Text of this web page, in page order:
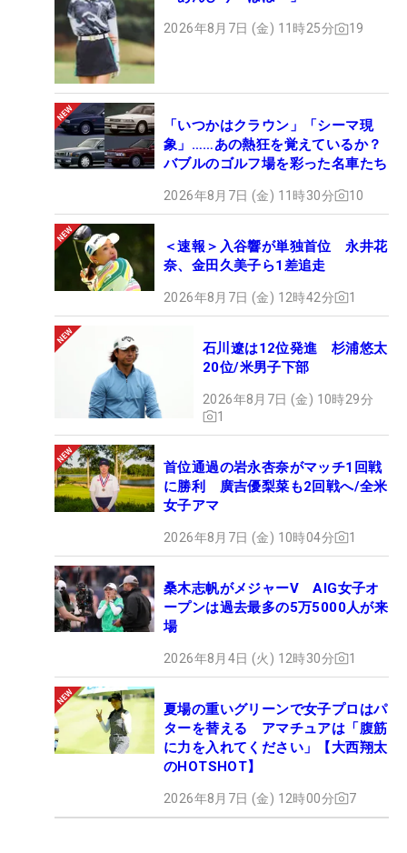
2026年8月7日 (金) 11時25分 19
「いつかはクラウン」「シーマ現
象」……あの熱狂を覚えているか？
バブルのゴルフ場を彩った名車たち
2026年8月7日 (金) 11時30分 10
＜速報＞入谷響が単独首位 永井花
奈、金田久美子ら1差追走
2026年8月7日 (金) 12時42分 1
石川遼は12位発進 杉浦悠太
20位/米男子下部
2026年8月7日 (金) 10時29分
1
首位通過の岩永杏奈がマッチ1回戦
に勝利 廣吉優梨菜も2回戦へ/全米
女子アマ
2026年8月7日 (金) 10時04分 1
桑木志帆がメジャーV AIG女子オ
ープンは過去最多の5万5000人が来
場
2026年8月4日 (火) 12時30分 1
夏場の重いグリーンで女子プロはパ
ターを替える アマチュアは「腹筋
に力を入れてください」【大西翔太
のHOTSHOT】
2026年8月7日 (金) 12時00分 7